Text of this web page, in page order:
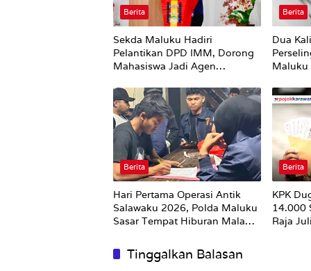
Berita
Sekda Maluku Hadiri
Pelantikan DPD IMM, Dorong
Mahasiswa Jadi Agen
Pemerintah
Berita
Dua
Maluku
Berita
Hari Pertama Operasi Antik
Salawaku 2026, Polda Maluku
Sasar Tempat Hiburan Malam
Berita
KPK
14.000
Raja
Tinggalkan Balasan